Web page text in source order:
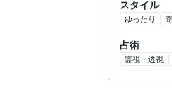
スタイル
ゆったり
占術
霊視・透視